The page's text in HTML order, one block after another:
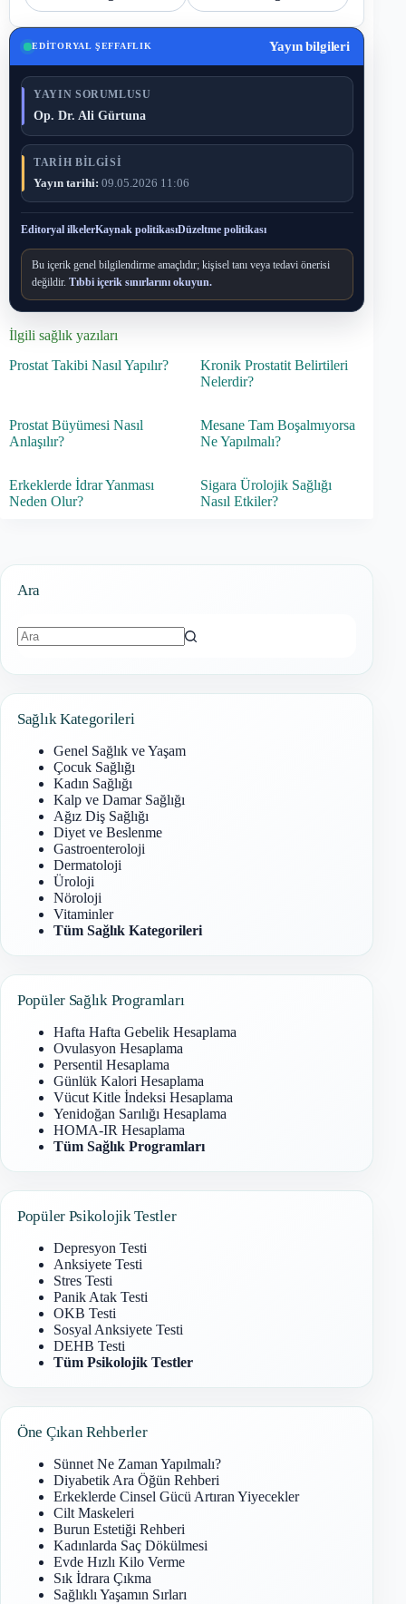
EDITORYAL ŞEFFAFLIK Yayın bilgileri
YAYIN SORUMLUSU
Op. Dr. Ali Gürtuna
TARIH BILGISI
Yayın tarihi: 09.05.2026 11:06
Editoryal ilkelerKaynak politikasıDüzeltme politikası
Bu içerik genel bilgilendirme amaçlıdır; kişisel tanı veya tedavi önerisi
değildir. Tıbbi içerik sınırlarını okuyun.
İlgili sağlık yazıları
Prostat Takibi Nasıl Yapılır?
Kronik Prostatit Belirtileri
Nelerdir?
Prostat Büyümesi Nasıl
Anlaşılır?
Mesane Tam Boşalmıyorsa
Ne Yapılmalı?
Erkeklerde İdrar Yanması
Neden Olur?
Sigara Ürolojik Sağlığı
Nasıl Etkiler?
Ara
Sağlık Kategorileri
Genel Sağlık ve Yaşam
Çocuk Sağlığı
Kadın Sağlığı
Kalp ve Damar Sağlığı
Ağız Diş Sağlığı
Diyet ve Beslenme
Gastroenteroloji
Dermatoloji
Üroloji
Nöroloji
Vitaminler
Tüm Sağlık Kategorileri
Popüler Sağlık Programları
Hafta Hafta Gebelik Hesaplama
Ovulasyon Hesaplama
Persentil Hesaplama
Günlük Kalori Hesaplama
Vücut Kitle İndeksi Hesaplama
Yenidoğan Sarılığı Hesaplama
HOMA-IR Hesaplama
Tüm Sağlık Programları
Popüler Psikolojik Testler
Depresyon Testi
Anksiyete Testi
Stres Testi
Panik Atak Testi
OKB Testi
Sosyal Anksiyete Testi
DEHB Testi
Tüm Psikolojik Testler
Öne Çıkan Rehberler
Sünnet Ne Zaman Yapılmalı?
Diyabetik Ara Öğün Rehberi
Erkeklerde Cinsel Gücü Artıran Yiyecekler
Cilt Maskeleri
Burun Estetiği Rehberi
Kadınlarda Saç Dökülmesi
Evde Hızlı Kilo Verme
Sık İdrara Çıkma
Sağlıklı Yaşamın Sırları